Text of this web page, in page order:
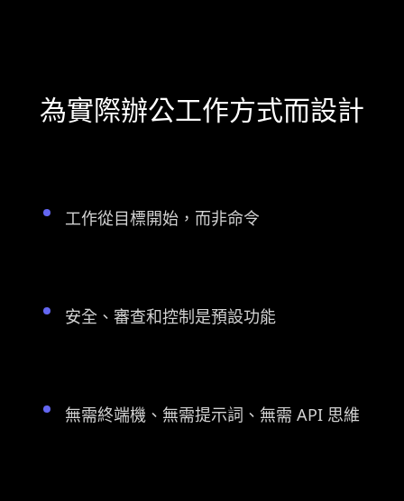
為實際辦公工作方式而設計
工作從目標開始，而非命令
安全、審查和控制是預設功能
無需終端機、無需提示詞、無需 API 思維